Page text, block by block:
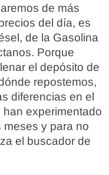
de más
del día, es
de la Gasolina
Porque
el depósito de
repostemos,
diferencias en el
experimentado
meses y para no
el buscador de